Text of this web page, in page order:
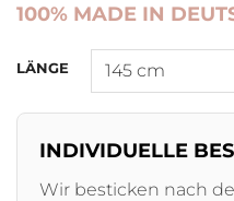
100% MADE IN
LÄNGE
INDIVIDUELLE
Wir besticken nach